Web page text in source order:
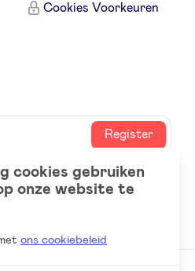
Cookies Voorkeuren
Register
cookies gebruiken
onze website te
ons cookiebeleid